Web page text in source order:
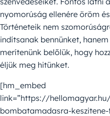
nyomorúság ellenére öröm
Történeteik nem
indítsanak bennünket,
merítenünk belőlük, hogy
éljük meg hitünket.
[hm_embed
link=”https://
bombatamadasra-